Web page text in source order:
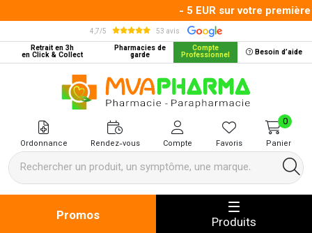
- 5 EUR sur votre
4,7/5
53 avis
Retrait en 3h
en Click & Collect
Pharmacies de
garde
Compte
Professionnel Besoin d’aide
MVA Pharma Votre pharmacie
Ordonnance Rendez-vous Compte Favoris Panier
0
Promos Produits